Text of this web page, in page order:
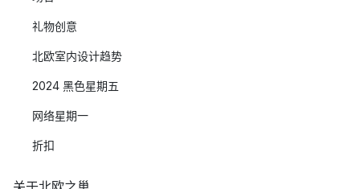
礼物创意
北欧室内设计趋势
2024 黑色星期五
网络星期一
折扣